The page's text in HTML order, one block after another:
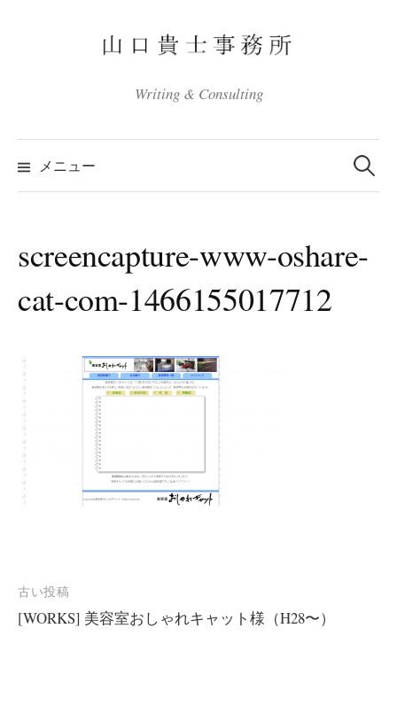
へ
ス
Writing & Consulting
メニュー
検
索:
screencapture-www-oshare-
cat-com-1466155017712
投
稿
古い投稿
[WORKS] 美容室おしゃれキャット様（H28〜）